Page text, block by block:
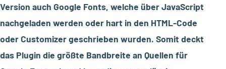
Version auch Google Fonts, welche über JavaScript
nachgeladen werden oder hart in den HTML-Code
oder Customizer geschrieben wurden. Somit deckt
das Plugin die größte Bandbreite an Quellen für